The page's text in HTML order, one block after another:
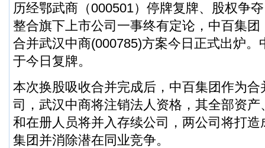
历经鄂武商（000501）停牌复牌、股权争
整合旗下上市公司一事终有定论，中百集
合并武汉中商(000785)方案今日正式出炉
于今日复牌。
本次换股吸收合并完成后，中百集团作为
司，武汉中商将注销法人资格，其全部资
和在册人员将并入存续公司，两公司将打
集团并消除潜在同业竞争。